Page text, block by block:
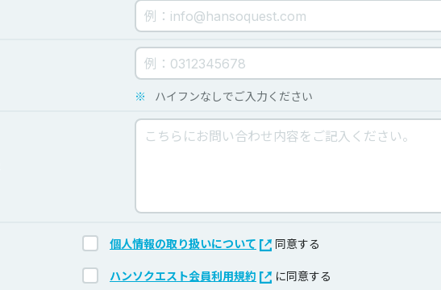
※ ハイフンなしでご入力ください
個人情報の取り扱いについて 同意する
ハンソクエスト会員利用規約 に同意する